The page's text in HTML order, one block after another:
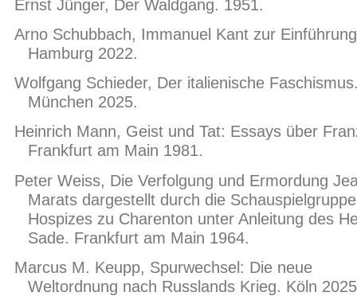
Ernst Jünger, Der Waldgang. 1951.
Arno Schubbach, Immanuel Kant zur
Hamburg 2022.
Wolfgang Schieder, Der italienische
München 2025.
Heinrich Mann, Geist und Tat: Essays über
Frankfurt am Main 1981.
Peter Weiss, Die Verfolgung und Ermordung
Marats dargestellt durch die
Hospizes zu Charenton unter Anleitung des
Sade. Frankfurt am Main 1964.
Marcus M. Keupp, Spurwechsel: Die neue
Weltordnung nach Russlands Krieg. Köln